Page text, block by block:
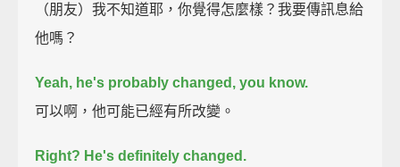
（朋友）我不知道耶，你覺得怎麼樣？我要傳訊息給
他嗎？
Yeah, he's probably changed, you know.
可以啊，他可能已經有所改變。
Right? He's definitely changed.